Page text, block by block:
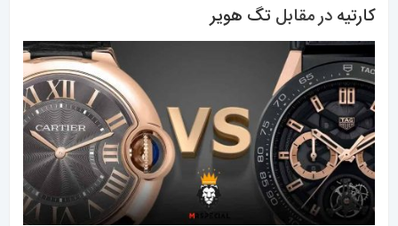
کارتیهدر مقابلتگ هویر